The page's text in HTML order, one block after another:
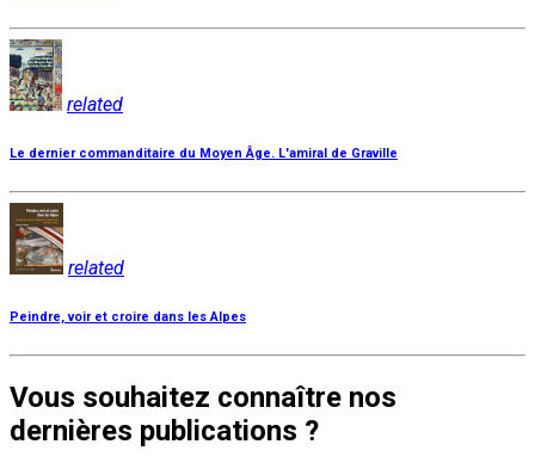
related
Le dernier commanditaire du Moyen Âge. L'amiral de Graville
related
Peindre, voir et croire dans les Alpes
Vous souhaitez connaître nos
dernières publications ?